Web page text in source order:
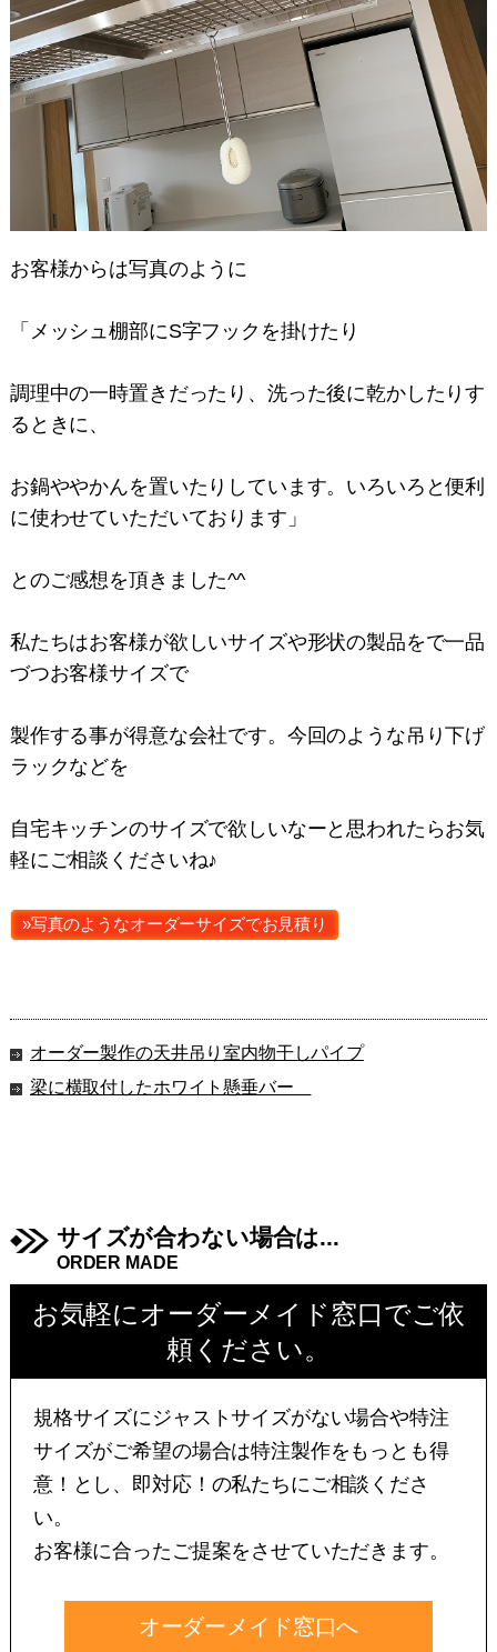
お客様からは写真のように
「メッシュ棚部にS字フックを掛けたり
調理中の一時置きだったり、洗った後に乾かしたりす
るときに、
お鍋ややかんを置いたりしています。いろいろと便利
に使わせていただいております」
とのご感想を頂きました^^
私たちはお客様が欲しいサイズや形状の製品をで一品
づつお客様サイズで
製作する事が得意な会社です。今回のような吊り下げ
ラックなどを
自宅キッチンのサイズで欲しいなーと思われたらお気
軽にご相談くださいね♪
»写真のようなオーダーサイズでお見積り
オーダー製作の天井吊り室内物干しパイプ
梁に横取付したホワイト懸垂バー
サイズが合わない場合は...
ORDER MADE
お気軽にオーダーメイド窓口でご依
頼ください。
規格サイズにジャストサイズがない場合や特注
サイズがご希望の場合は特注製作をもっとも得
意！とし、即対応！の私たちにご相談くださ
い。
お客様に合ったご提案をさせていただきます。
オーダーメイド窓口へ